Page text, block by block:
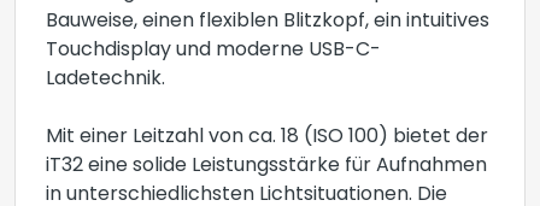
Bauweise, einen flexiblen Blitzkopf, ein intuitives
Touchdisplay und moderne USB-C-
Ladetechnik.
Mit einer Leitzahl von ca. 18 (ISO 100) bietet der
iT32 eine solide Leistungsstärke für Aufnahmen
in unterschiedlichsten Lichtsituationen. Die